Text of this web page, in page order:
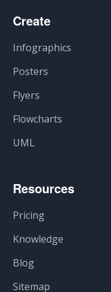
Create
Infographics
Posters
Flyers
Flowcharts
UML
Resources
Pricing
Knowledge
Blog
Sitemap